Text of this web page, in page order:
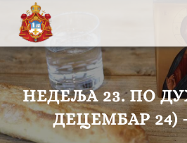
НЕДЕЉА 23. ПО
ДЕЦЕМБАР 24)